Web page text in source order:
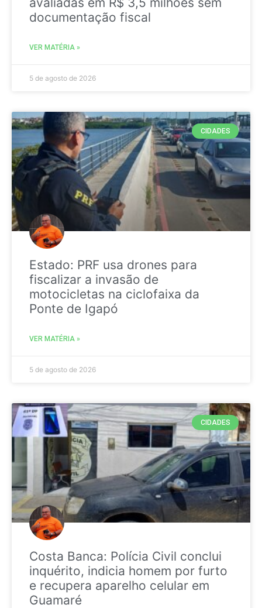
documentação fiscal
VER MATÉRIA »
5 de agosto de 2026
CIDADES
Estado: PRF usa drones para
fiscalizar a invasão de
motocicletas na ciclofaixa da
Ponte de Igapó
VER MATÉRIA »
5 de agosto de 2026
CIDADES
Costa Banca: Polícia Civil conclui
inquérito, indicia homem por furto
e recupera aparelho celular em
Guamaré